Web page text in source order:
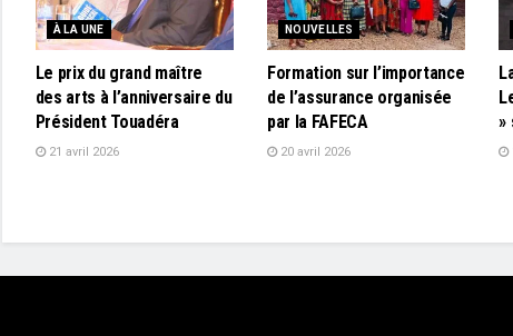
À LA UNE
Le prix du grand maître
des arts à l’anniversaire du
Président Touadéra
21 avril 2026
NOUVELLES
Formation sur l’importance
de l’assurance organisée
par la FAFECA
20 avril 2026
»